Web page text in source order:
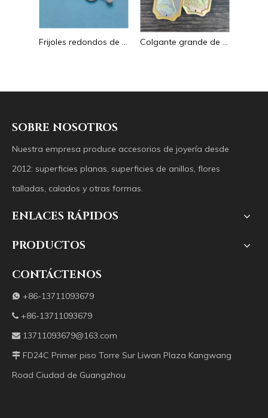
Frijoles redondos de nácar Natural para diseño de collar, corte de letras, cabujón de tamaño pequeño, fabricación de pulseras, concha de diseño Colgante grande de nácar Natural con imagen de animal, cuadrado de corte para collar con cabujón de diseño en relieve de concha amarilla
SOBRE NOSOTROS
Nuestra empresa produce accesorios de joyería desde
2012: superficies planas, superficies de anillos, flores
talladas, calados y otras formas.
ENLACES RÁPIDOS
PRODUCTOS
CONTÁCTENOS
 +86-13711093679
 +86-13711093679
 13711093679@163.com
 FD24C Primer piso Torre Sur Liwan Plaza Kangwang
Road Ciudad de Guangzhou